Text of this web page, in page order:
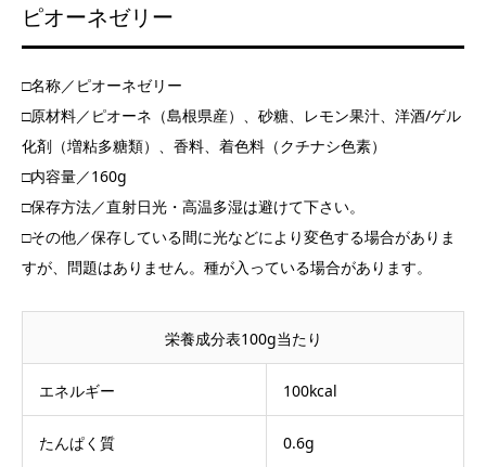
ピオーネゼリー
□名称／ピオーネゼリー
□原材料／ピオーネ（島根県産）、砂糖、レモン果汁、洋酒/ゲル
化剤（増粘多糖類）、香料、着色料（クチナシ色素）
□内容量／160g
□保存方法／直射日光・高温多湿は避けて下さい。
□その他／保存している間に光などにより変色する場合がありま
すが、問題はありません。種が入っている場合があります。
栄養成分表100g当たり
エネルギー 100kcal
たんぱく質 0.6g